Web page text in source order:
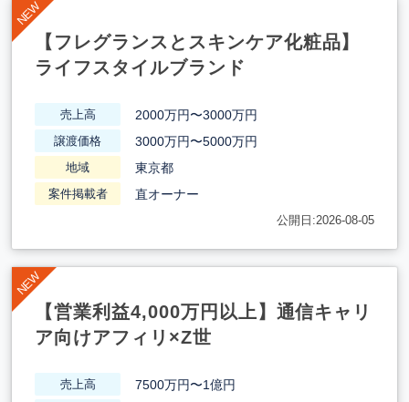
【フレグランスとスキンケア化粧品】
ライフスタイルブランド
売上高 2000万円〜3000万円
譲渡価格 3000万円〜5000万円
地域 東京都
案件掲載者 直オーナー
公開日:2026-08-05
【営業利益4,000万円以上】通信キャリ
ア向けアフィリ×Z世
売上高 7500万円〜1億円